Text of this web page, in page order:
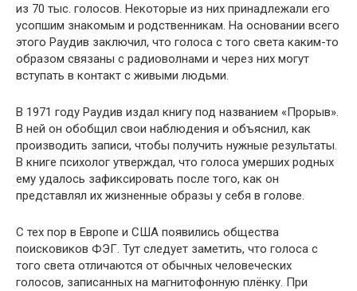
из 70 тыс. голосов. Некоторые из них принадлежали его
усопшим знакомым и родственникам. На основании всего
этого Раудив заключил, что голоса с того света каким-то
образом связаны с радиоволнами и через них могут
вступать в контакт с живыми людьми.
В 1971 году Раудив издал книгу под названием «Прорыв».
В ней он обобщил свои наблюдения и объяснил, как
производить записи, чтобы получить нужные результаты.
В книге психолог утверждал, что голоса умерших родных
ему удалось зафиксировать после того, как он
представлял их жизненные образы у себя в голове.
С тех пор в Европе и США появились общества
поисковиков ФЭГ. Тут следует заметить, что голоса с
того света отличаются от обычных человеческих
голосов, записанных на магнитофонную плёнку. При